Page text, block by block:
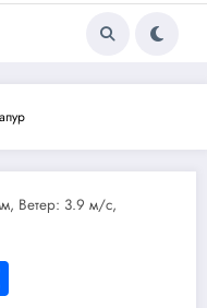
Ветер: 3.9 м/с,